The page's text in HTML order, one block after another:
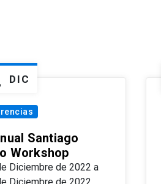
DIC
Santiago
Workshop
Diciembre de 2022 a